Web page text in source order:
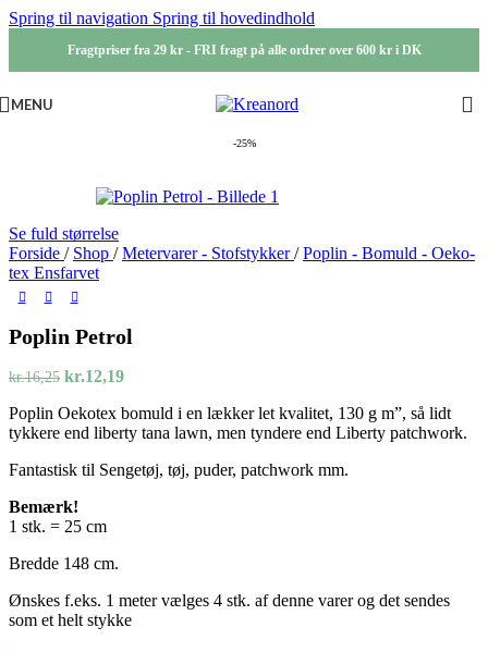
Spring til navigation Spring til hovedindhold
Fragtpriser fra 29 kr - FRI fragt på alle ordrer over 600 kr i DK
MENU
-25%
Se fuld størrelse
Forside / Shop / Metervarer - Stofstykker/ Poplin - Bomuld - Oeko-
tex Ensfarvet
Poplin Petrol
kr.16,25 Den
pris
var:
kr.12,19Den
pris
er:
Poplin Oekotex bomuld i en lækker let kvalitet, 130 g m”, så lidt
tykkere end liberty tana lawn, men tyndere end Liberty patchwork.
Fantastisk til Sengetøj, tøj, puder, patchwork mm.
Bemærk!
1 stk. = 25 cm
Bredde 148 cm.
Ønskes f.eks. 1 meter vælges 4 stk. af denne varer og det sendes
som et helt stykke